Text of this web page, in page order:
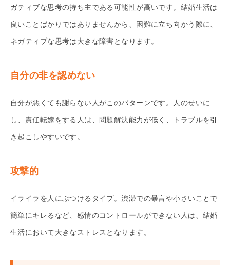
ガティブな思考の持ち主である可能性が高いです。結婚生活は
良いことばかりではありませんから、困難に立ち向かう際に、
ネガティブな思考は大きな障害となります。
自分の非を認めない
自分が悪くても謝らない人がこのパターンです。人のせいに
し、責任転嫁をする人は、問題解決能力が低く、トラブルを引
き起こしやすいです。
攻撃的
イライラを人にぶつけるタイプ。渋滞での暴言や小さいことで
簡単にキレるなど、感情のコントロールができない人は、結婚
生活において大きなストレスとなります。